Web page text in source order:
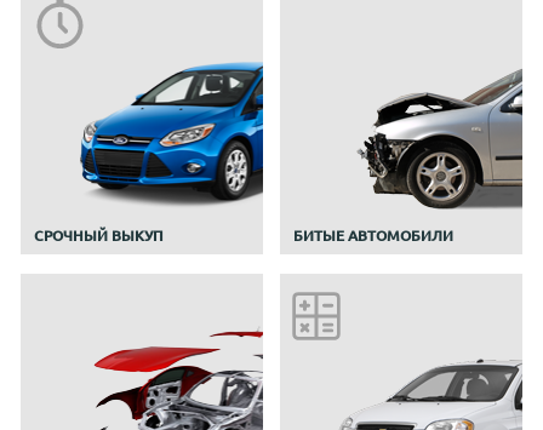
CРОЧНЫЙ ВЫКУП БИТЫЕ АВТОМОБИЛИ